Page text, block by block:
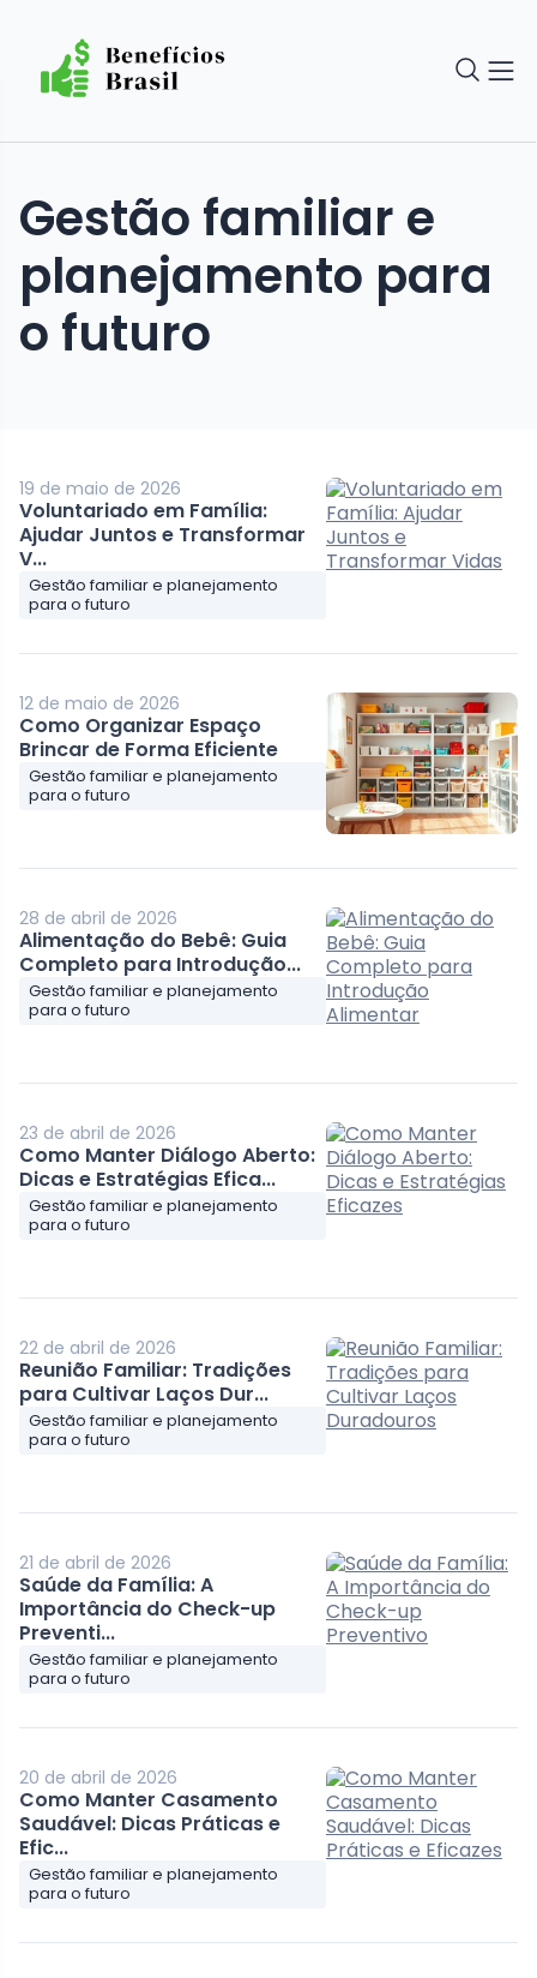
Gestão familiar e
planejamento para
o futuro
19 de maio de 2026
Voluntariado em Família:
Ajudar Juntos e Transformar
V...
Gestão familiar e planejamento
para o futuro
12 de maio de 2026
Como Organizar Espaço
Brincar de Forma Eficiente
Gestão familiar e planejamento
para o futuro
28 de abril de 2026
Alimentação do Bebê: Guia
Completo para Introdução...
Gestão familiar e planejamento
para o futuro
23 de abril de 2026
Como Manter Diálogo Aberto:
Dicas e Estratégias Efica...
Gestão familiar e planejamento
para o futuro
22 de abril de 2026
Reunião Familiar: Tradições
para Cultivar Laços Dur...
Gestão familiar e planejamento
para o futuro
21 de abril de 2026
Saúde da Família: A
Importância do Check-up
Preventi...
Gestão familiar e planejamento
para o futuro
20 de abril de 2026
Como Manter Casamento
Saudável: Dicas Práticas e
Efic...
Gestão familiar e planejamento
para o futuro